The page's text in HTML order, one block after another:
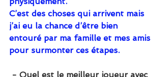
C’est des choses qui arrivent mais
j’ai eu la chance d’être bien
entouré par ma famille et mes amis
pour surmonter ces étapes.